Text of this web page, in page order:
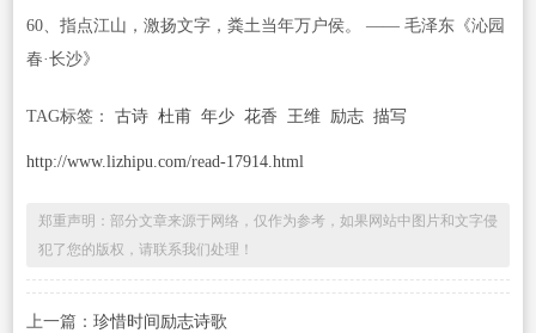
60、指点江山，激扬文字，粪土当年万户侯。 —— 毛泽东《沁园
春·长沙》
TAG标签： 古诗 杜甫 年少 花香 王维 励志 描写
http://www.lizhipu.com/read-17914.html
郑重声明：部分文章来源于网络，仅作为参考，如果网站中图片和文字侵
犯了您的版权，请联系我们处理！
上一篇： 珍惜时间励志诗歌